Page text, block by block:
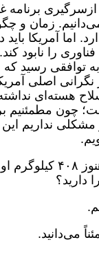
برنامه
زمان و
اما آمریکا باید
را نابود
توافقی رسید
نگرانی اصلی
هسته‌ای
چون مطمئنیم
نداریم این
دارید؟
می‌دانید.